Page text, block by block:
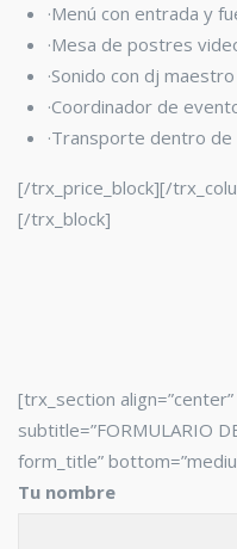
·Menú con entrada y
·Mesa de postres
·Sonido con dj
·Coordinador de
·Transporte dentro
[/trx_price_block][/
[/trx_block]
[trx_section
subtitle=”FORMULARIO
form_title”
Tu nombre